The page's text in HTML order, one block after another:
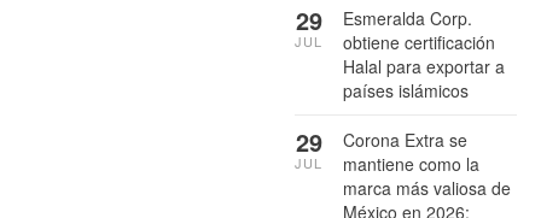
Esmeralda Corp.
obtiene certificación
Halal para exportar a
países islámicos
29
JUL
Corona Extra se
mantiene como la
marca más valiosa de
México en 2026:
29
JUL